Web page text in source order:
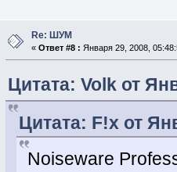
Re: ШУМ
« Ответ #8 : Января 29, 2008,
Цитата: Volk от
Цитата: F!x от
Noiseware